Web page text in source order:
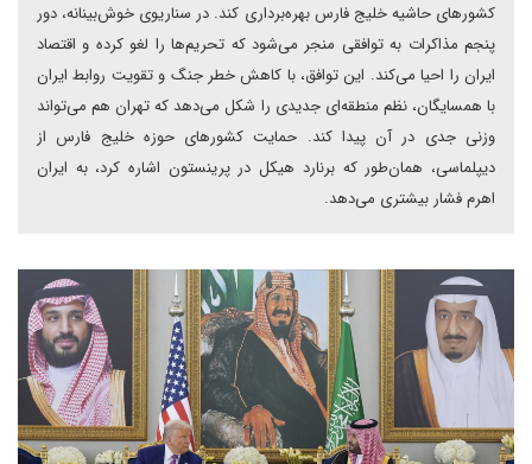
کشورهای حاشیه خلیج فارس بهره‌برداری کند. در سناریوی خوش‌بینانه، دور
پنجم مذاکرات به توافقی منجر می‌شود که تحریم‌ها را لغو کرده و اقتصاد
ایران را احیا می‌کند. این توافق، با کاهش خطر جنگ و تقویت روابط ایران
با همسایگان، نظم منطقه‌ای جدیدی را شکل می‌دهد که تهران هم می‌تواند
وزنی جدی در آن پیدا کند. حمایت کشورهای حوزه خلیج فارس از
دیپلماسی، همان‌طور که برنارد هیکل در پرینستون اشاره کرد، به ایران
اهرم فشار بیشتری می‌دهد.